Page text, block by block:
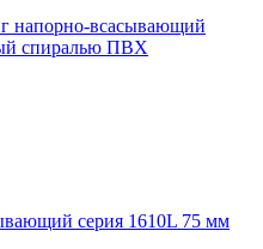
всасывающий
спиралью ПВХ